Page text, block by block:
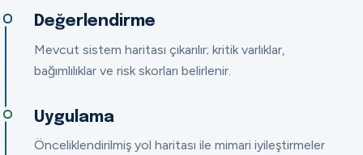
Değerlendirme
Mevcut sistem haritası çıkarılır; kritik varlıklar,
bağımlılıklar ve risk skorları belirlenir.
Uygulama
Önceliklendirilmiş yol haritası ile mimari iyileştirmeler